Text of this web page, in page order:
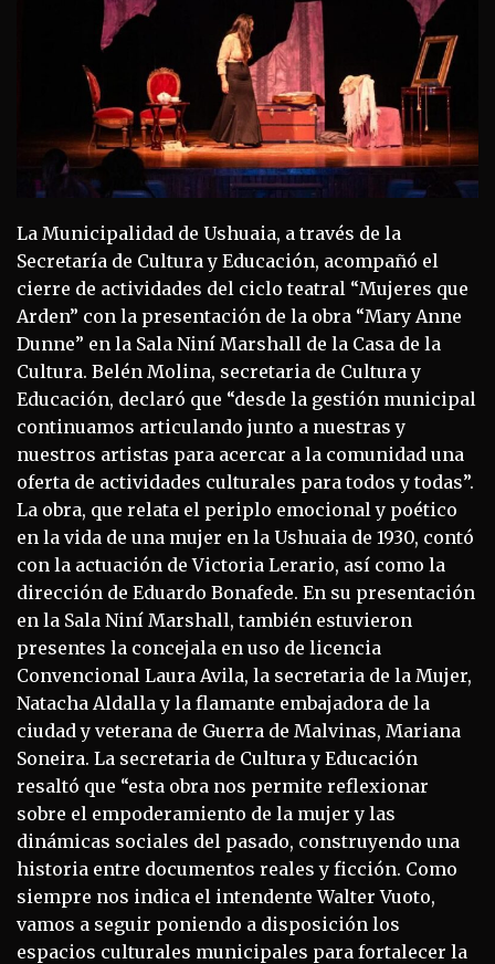
La Municipalidad de Ushuaia, a través de la
Secretaría de Cultura y Educación, acompañó el
cierre de actividades del ciclo teatral “Mujeres que
Arden” con la presentación de la obra “Mary Anne
Dunne” en la Sala Niní Marshall de la Casa de la
Cultura. Belén Molina, secretaria de Cultura y
Educación, declaró que “desde la gestión municipal
continuamos articulando junto a nuestras y
nuestros artistas para acercar a la comunidad una
oferta de actividades culturales para todos y todas”.
La obra, que relata el periplo emocional y poético
en la vida de una mujer en la Ushuaia de 1930, contó
con la actuación de Victoria Lerario, así como la
dirección de Eduardo Bonafede. En su presentación
en la Sala Niní Marshall, también estuvieron
presentes la concejala en uso de licencia
Convencional Laura Avila, la secretaria de la Mujer,
Natacha Aldalla y la flamante embajadora de la
ciudad y veterana de Guerra de Malvinas, Mariana
Soneira. La secretaria de Cultura y Educación
resaltó que “esta obra nos permite reflexionar
sobre el empoderamiento de la mujer y las
dinámicas sociales del pasado, construyendo una
historia entre documentos reales y ficción. Como
siempre nos indica el intendente Walter Vuoto,
vamos a seguir poniendo a disposición los
espacios culturales municipales para fortalecer la